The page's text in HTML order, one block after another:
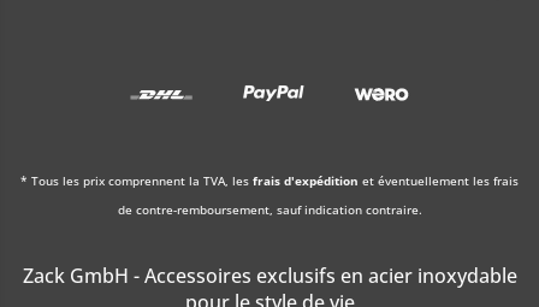
* Tous les prix comprennent la TVA, les frais d'expédition et éventuellement les frais
de contre-remboursement, sauf indication contraire.
Zack GmbH - Accessoires exclusifs en acier inoxydable